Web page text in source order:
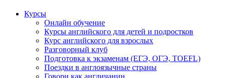
Курсы
Онлайн обучение
Курсы английского для детей и подростков
Курс английского для взрослых
Разговорный клуб
Подготовка к экзаменам (ЕГЭ, ОГЭ, TOEFL)
Поездки в англоязычные страны
Говори как англичанин